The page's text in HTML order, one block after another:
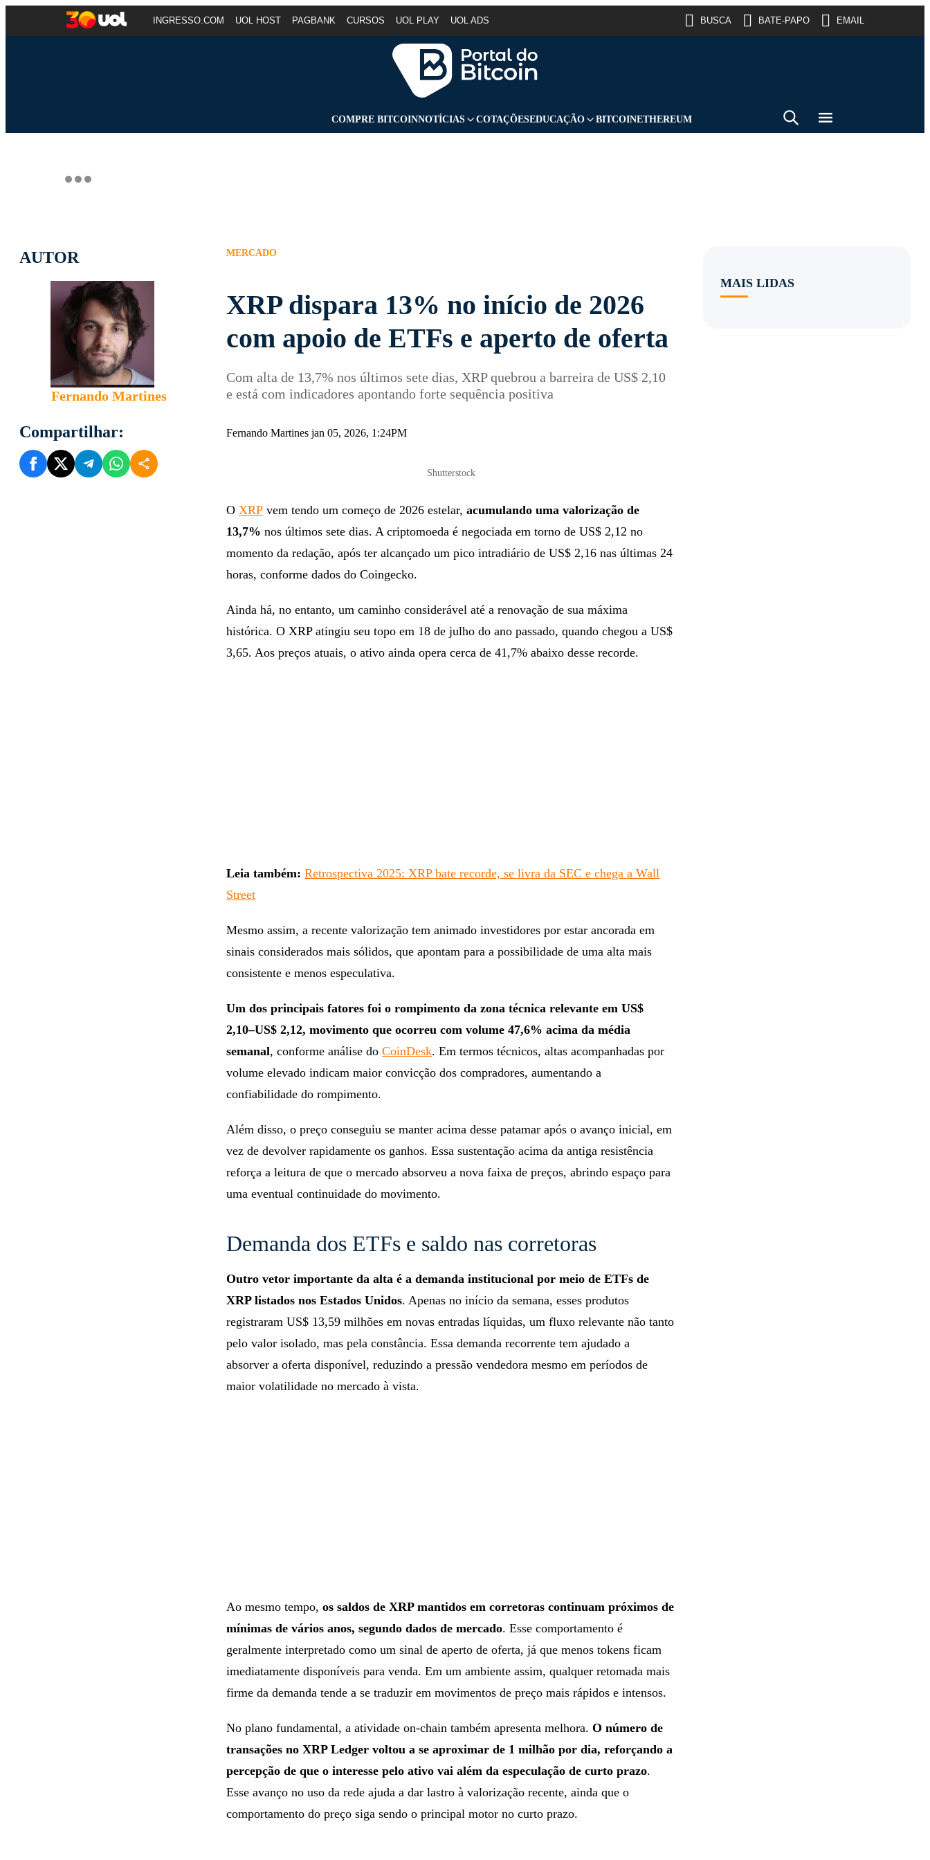
INGRESSO.COM UOL HOST PAGBANK CURSOS UOL PLAY UOL ADS BUSCA BATE-PAPO EMAIL
COMPRE BITCOINNOTÍCIAS COTAÇÕESEDUCAÇÃO BITCOINETHEREUM
AUTOR
Fernando Martines
Compartilhar:
MERCADO
XRP dispara 13% no início de 2026
com apoio de ETFs e aperto de oferta
Com alta de 13,7% nos últimos sete dias, XRP quebrou a barreira de US$ 2,10
e está com indicadores apontando forte sequência positiva
Fernando Martines jan 05, 2026, 1:24PM
Shutterstock
OXRP vem tendo um começo de 2026 estelar,acumulando uma valorização de
13,7%nos últimos sete dias. A criptomoeda é negociada em torno de US$ 2,12 no
momento da redação, após ter alcançado um pico intradiário de US$ 2,16 nas últimas 24
horas, conforme dados do Coingecko.
Ainda há, no entanto, um caminho considerável até a renovação de sua máxima
histórica. O XRP atingiu seu topo em 18 de julho do ano passado, quando chegou a US$
3,65. Aos preços atuais, o ativo ainda opera cerca de 41,7% abaixo desse recorde.
Leia também:Retrospectiva 2025: XRP bate recorde, se livra da SEC e chega a Wall
Street
Mesmo assim, a recente valorização tem animado investidores por estar ancorada em
sinais considerados mais sólidos, que apontam para a possibilidade de uma alta mais
consistente e menos especulativa.
Um dos principais fatores foi o rompimento da zona técnica relevante em US$
2,10–US$ 2,12, movimento que ocorreu com volume 47,6% acima da média
semanal, conforme análise doCoinDesk. Em termos técnicos, altas acompanhadas por
volume elevado indicam maior convicção dos compradores, aumentando a
confiabilidade do rompimento.
Além disso, o preço conseguiu se manter acima desse patamar após o avanço inicial, em
vez de devolver rapidamente os ganhos. Essa sustentação acima da antiga resistência
reforça a leitura de que o mercado absorveu a nova faixa de preços, abrindo espaço para
uma eventual continuidade do movimento.
Demanda dos ETFs e saldo nas corretoras
Outro vetor importante da alta é a demanda institucional por meio de ETFs de
XRP listados nos Estados Unidos. Apenas no início da semana, esses produtos
registraram US$ 13,59 milhões em novas entradas líquidas, um fluxo relevante não tanto
pelo valor isolado, mas pela constância. Essa demanda recorrente tem ajudado a
absorver a oferta disponível, reduzindo a pressão vendedora mesmo em períodos de
maior volatilidade no mercado à vista.
Ao mesmo tempo,os saldos de XRP mantidos em corretoras continuam próximos de
mínimas de vários anos, segundo dados de mercado. Esse comportamento é
geralmente interpretado como um sinal de aperto de oferta, já que menos tokens ficam
imediatamente disponíveis para venda. Em um ambiente assim, qualquer retomada mais
firme da demanda tende a se traduzir em movimentos de preço mais rápidos e intensos.
No plano fundamental, a atividade on-chain também apresenta melhora.O número de
transações no XRP Ledger voltou a se aproximar de 1 milhão por dia, reforçando a
percepção de que o interesse pelo ativo vai além da especulação de curto prazo.
Esse avanço no uso da rede ajuda a dar lastro à valorização recente, ainda que o
comportamento do preço siga sendo o principal motor no curto prazo.
MAIS LIDAS